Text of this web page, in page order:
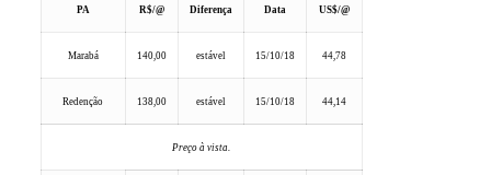
PA R$/@ Diferença Data US$/@
Marabá 140,00 estável 15/10/18 44,78
Redenção 138,00 estável 15/10/18 44,14
Preço à vista.